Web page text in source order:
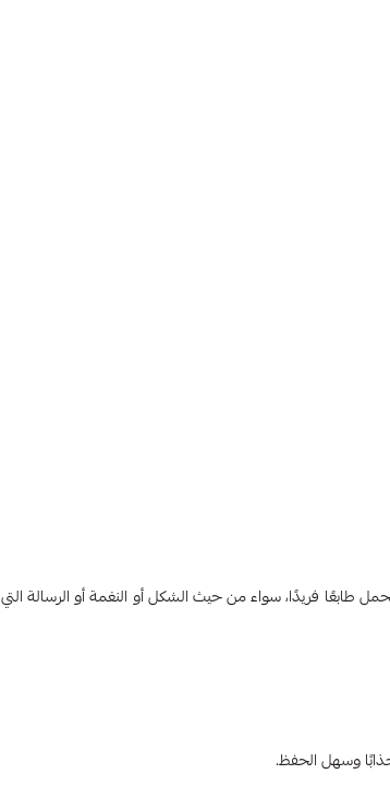
طابعًا فريدًا، سواء من حيث الشكل أو النغمة أو الرسالة التي